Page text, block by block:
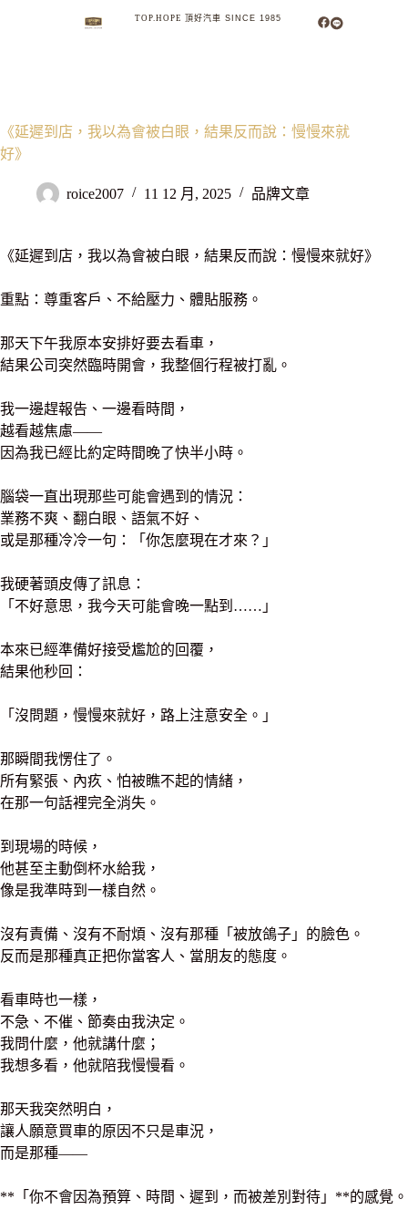
TOP.HOPE 頂好汽車 S NC E 1985
《延遲到店，我以為會被白眼，結果反而說：慢慢來就
好》
roice2007 11 12 月, 2025 品牌文章
《延遲到店，我以為會被白眼，結果反而說：慢慢來就好》
重點：尊重客戶、不給壓力、體貼服務。
那天下午我原本安排好要去看車，
結果公司突然臨時開會，我整個行程被打亂。
我一邊趕報告、一邊看時間，
越看越焦慮——
因為我已經比約定時間晚了快半小時。
腦袋一直出現那些可能會遇到的情況：
業務不爽、翻白眼、語氣不好、
或是那種冷冷一句：「你怎麼現在才來？」
我硬著頭皮傳了訊息：
「不好意思，我今天可能會晚一點到……」
本來已經準備好接受尷尬的回覆，
結果他秒回：
「沒問題，慢慢來就好，路上注意安全。」
那瞬間我愣住了。
所有緊張、內疚、怕被瞧不起的情緒，
在那一句話裡完全消失。
到現場的時候，
他甚至主動倒杯水給我，
像是我準時到一樣自然。
沒有責備、沒有不耐煩、沒有那種「被放鴿子」的臉色。
反而是那種真正把你當客人、當朋友的態度。
看車時也一樣，
不急、不催、節奏由我決定。
我問什麼，他就講什麼；
我想多看，他就陪我慢慢看。
那天我突然明白，
讓人願意買車的原因不只是車況，
而是那種——
**「你不會因為預算、時間、遲到，而被差別對待」**的感覺。